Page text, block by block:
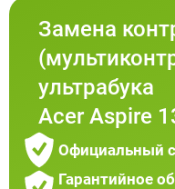
Замена
ультрабука
Acer Aspire
Официальный
Гарантийное